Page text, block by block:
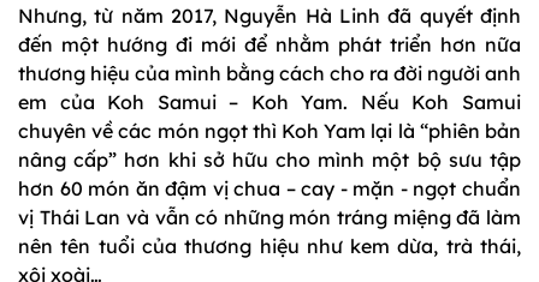
Nhưng, từ năm 2017, Nguyễn Hà Linh đã quyết định
đến một hướng đi mới để nhằm phát triển hơn nữa
thương hiệu của mình bằng cách cho ra đời người anh
em của Koh Samui – Koh Yam. Nếu Koh Samui
chuyên về các món ngọt thì Koh Yam lại là “phiên bản
nâng cấp” hơn khi sở hữu cho mình một bộ sưu tập
hơn 60 món ăn đậm vị chua – cay - mặn - ngọt chuẩn
vị Thái Lan và vẫn có những món tráng miệng đã làm
nên tên tuổi của thương hiệu như kem dừa, trà thái,
xôi xoài…